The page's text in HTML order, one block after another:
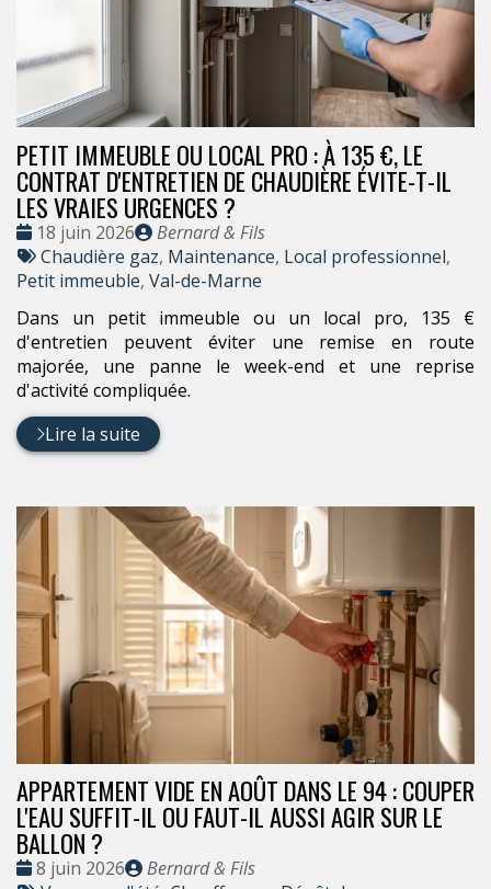
PETIT IMMEUBLE OU LOCAL PRO : À 135 €, LE
CONTRAT D'ENTRETIEN DE CHAUDIÈRE ÉVITE-T-IL
LES VRAIES URGENCES ?
Date
:
18 juin 2026
Publié
par
Bernard & Fils
Tags
:
Chaudière gaz, Maintenance, Local professionnel,
Petit immeuble, Val-de-Marne
Dans un petit immeuble ou un local pro, 135 €
d'entretien peuvent éviter une remise en route
majorée, une panne le week-end et une reprise
d'activité compliquée.
Lire la suite
APPARTEMENT VIDE EN AOÛT DANS LE 94 : COUPER
L'EAU SUFFIT-IL OU FAUT-IL AUSSI AGIR SUR LE
BALLON ?
Date
8 juin 2026
Publié
Bernard & Fils